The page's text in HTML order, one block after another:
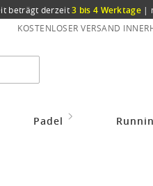
beträgt derzeit3 bis 4 Werktage |
KOSTENLOSER VERSAND
Padel
Herren JAKO Sport-